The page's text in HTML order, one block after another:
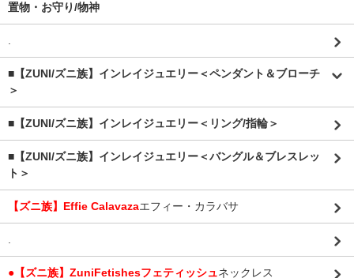
置物・お守り/物神
■【ZUNI/ズニ族】インレイジュエリー＜ペンダント＆ブローチ
＞
■【ZUNI/ズニ族】インレイジュエリー＜リング/指輪＞
■【ZUNI/ズニ族】インレイジュエリー＜バングル＆ブレスレッ
ト＞
【ズニ族】Effie Calavazaエフィー・カラバサ
●【ズニ族】ZuniFetishesフェティッシュネックレス